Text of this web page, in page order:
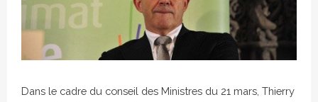
Crédit photo
Dans le cadre du conseil des Ministres du 21 mars, Thierry